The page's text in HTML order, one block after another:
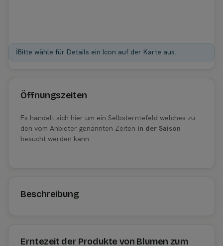
ℹ️Bitte wähle für Details ein Icon auf der Karte aus.
Öffnungszeiten
Es handelt sich hier um ein Selbsterntefeld welches zu
den vom Anbieter genannten Zeiten in der Saison
besucht werden kann.
Beschreibung
Erntezeit der Produkte von Blumen zum